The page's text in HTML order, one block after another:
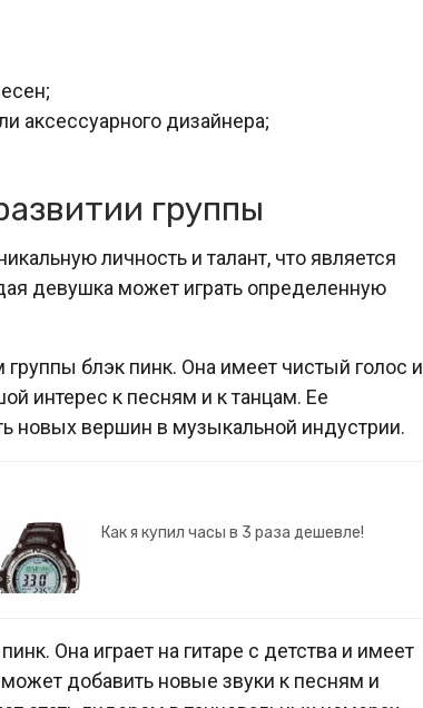
аксессуарного дизайнера;
группы
личность и талант, что является
девушка может играть определенную
блэк пинк. Она имеет чистый голос и
интерес к песням и к танцам. Ее
новых вершин в музыкальной индустрии.
Как я купил часы в 3 раза дешевле!
Она играет на гитаре с детства и имеет
добавить новые звуки к песням и